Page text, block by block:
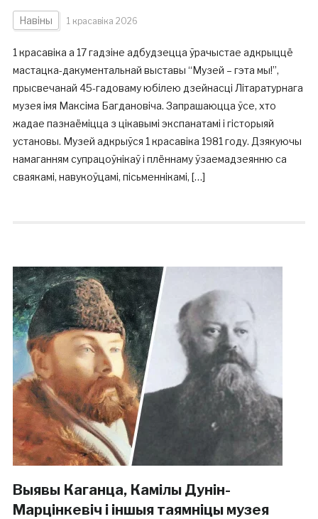
Навіны 1 красавіка 2026
1 красавіка а 17 гадзіне адбудзецца ўрачыстае адкрыццё
мастацка-дакументальнай выставы “Музей – гэта мы!”,
прысвечанай 45-гадоваму юбілею дзейнасці Літаратурнага
музея імя Максіма Багдановіча. Запрашаюцца ўсе, хто
жадае пазнаёміцца з цікавымі экспанатамі і гісторыяй
установы. Музей адкрыўся 1 красавіка 1981 году. Дзякуючы
намаганням супрацоўнікаў і плённаму ўзаемадзеянню са
сваякамі, навукоўцамі, пісьменнікамі, […]
Выявы Каганца, Камілы Дунін-
Марцінкевіч і іншыя таямніцы музея